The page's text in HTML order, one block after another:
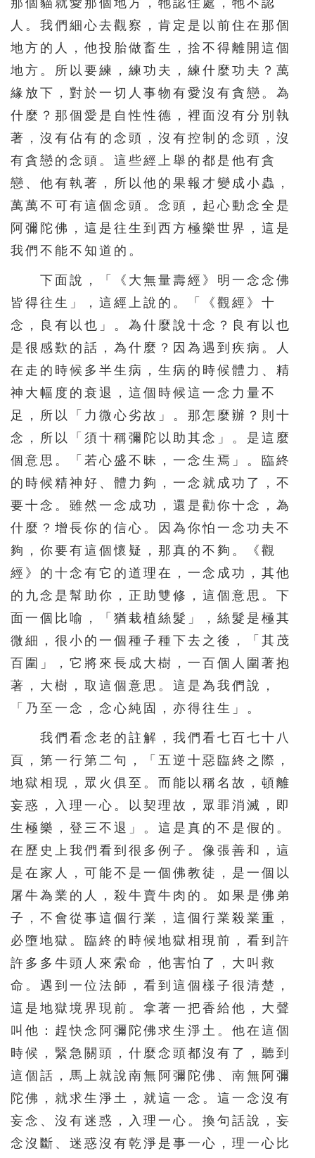
那個貓就愛那個地方，牠認住處，牠不認
人。我們細心去觀察，肯定是以前住在那個
地方的人，他投胎做畜生，捨不得離開這個
地方。所以要練，練功夫，練什麼功夫？萬
緣放下，對於一切人事物有愛沒有貪戀。為
什麼？那個愛是自性性德，裡面沒有分別執
著，沒有佔有的念頭，沒有控制的念頭，沒
有貪戀的念頭。這些經上舉的都是他有貪
戀、他有執著，所以他的果報才變成小蟲，
萬萬不可有這個念頭。念頭，起心動念全是
阿彌陀佛，這是往生到西方極樂世界，這是
我們不能不知道的。
下面說，「《大無量壽經》明一念念佛
皆得往生」，這經上說的。「《觀經》十
念，良有以也」。為什麼說十念？良有以也
是很感歎的話，為什麼？因為遇到疾病。人
在走的時候多半生病，生病的時候體力、精
神大幅度的衰退，這個時候這一念力量不
足，所以「力微心劣故」。那怎麼辦？則十
念，所以「須十稱彌陀以助其念」。是這麼
個意思。「若心盛不昧，一念生焉」。臨終
的時候精神好、體力夠，一念就成功了，不
要十念。雖然一念成功，還是勸你十念，為
什麼？增長你的信心。因為你怕一念功夫不
夠，你要有這個懷疑，那真的不夠。《觀
經》的十念有它的道理在，一念成功，其他
的九念是幫助你，正助雙修，這個意思。下
面一個比喻，「猶栽植絲髮」，絲髮是極其
微細，很小的一個種子種下去之後，「其茂
百圍」，它將來長成大樹，一百個人圍著抱
著，大樹，取這個意思。這是為我們說，
「乃至一念，念心純固，亦得往生」。
我們看念老的註解，我們看七百七十八
頁，第一行第二句，「五逆十惡臨終之際，
地獄相現，眾火俱至。而能以稱名故，頓離
妄惑，入理一心。以契理故，眾罪消滅，即
生極樂，登三不退」。這是真的不是假的。
在歷史上我們看到很多例子。像張善和，這
是在家人，可能不是一個佛教徒，是一個以
屠牛為業的人，殺牛賣牛肉的。如果是佛弟
子，不會從事這個行業，這個行業殺業重，
必墮地獄。臨終的時候地獄相現前，看到許
許多多牛頭人來索命，他害怕了，大叫救
命。遇到一位法師，看到這個樣子很清楚，
這是地獄境界現前。拿著一把香給他，大聲
叫他：趕快念阿彌陀佛求生淨土。他在這個
時候，緊急關頭，什麼念頭都沒有了，聽到
這個話，馬上就說南無阿彌陀佛、南無阿彌
陀佛，就求生淨土，就這一念。這一念沒有
妄念、沒有迷惑，入理一心。換句話說，妄
念沒斷、迷惑沒有乾淨是事一心，理一心比